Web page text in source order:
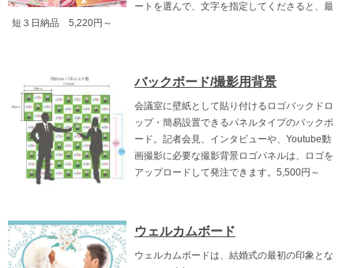
ートを選んで、文字を指定してくださると、最
短３日納品 5,220円～
バックボード/撮影用背景
会議室に壁紙として貼り付けるロゴバックドロ
ップ・簡易設置できるパネルタイプのバックボ
ード。記者会見、インタビューや、Youtube動
画撮影に必要な撮影背景ロゴパネルは、ロゴを
アップロードして発注できます。5,500円～
ウェルカムボード
ウェルカムボードは、結婚式の最初の印象とな